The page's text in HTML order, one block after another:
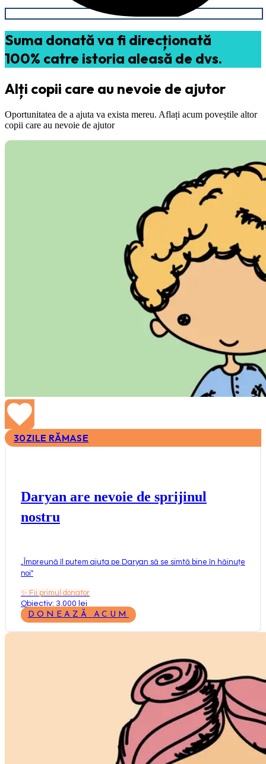
Suma donată va fi direcționată
100% catre istoria aleasă de dvs.
Alți copii care au nevoie de ajutor
Oportunitatea de a ajuta va exista mereu. Aflați acum poveștile altor
copii care au nevoie de ajutor
30ZILE RĂMASE
Daryan are nevoie de sprijinul
nostru
Împreună îl putem ajuta pe Daryan să se simtă bine în hăinuțe
noi"
✨ Fii primul donator
Obiectiv: 3.000 lei
DONEAZĂ ACUM